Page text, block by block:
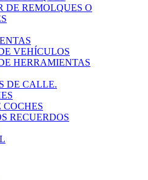
DE REMOLQUES O
VEHÍCULOS
HERRAMIENTAS
DE CALLE.
COCHES
RECUERDOS